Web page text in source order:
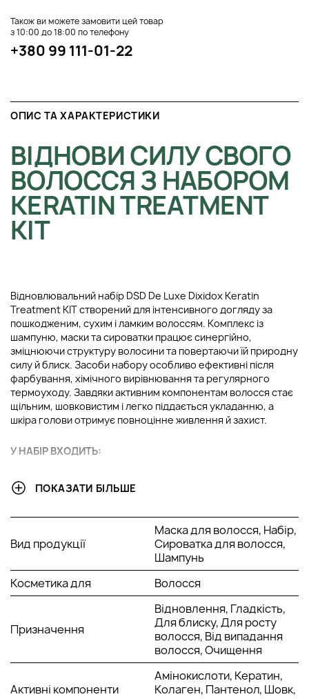
Також ви можете замовити цей товар
з 10:00 до 18:00 по телефону
+380 99 111-01-22
ОПИС ТА ХАРАКТЕРИСТИКИ
ВІДНОВИ СИЛУ СВОГО
ВОЛОССЯ З НАБОРОМ
KERATIN TREATMENT
KIT
Відновлювальний набір DSD De Luxe Dixidox Keratin
Treatment KIT створений для інтенсивного догляду за
пошкодженим, сухим і ламким волоссям. Комплекс із
шампуню, маски та сироватки працює синергійно,
зміцнюючи структуру волосини та повертаючи їй природну
силу й блиск. Засоби набору особливо ефективні після
фарбування, хімічного вирівнювання та регулярного
термоуходу. Завдяки активним компонентам волосся стає
щільним, шовковистим і легко піддається укладанню, а
шкіра голови отримує повноцінне живлення й захист.
У НАБІР ВХОДИТЬ:
4.1 DSD De Luxe Dixidox Keratin Treatment Shampoo -
шампунь.
4.3 DSD De Luxe Dixidox Keratin Treatment Mask -
4.5 DSD De Luxe Dixidox Keratin Treatment Serum -
ОСНОВНІ ІНГРЕДІЄНТИ ТА ЇХ ПЕРЕВАГИ
Гідролізований кератин:відновлює пошкоджені
ділянки волосся, заповнюючи порожнечі у
кератиновому шарі та зміцнюючи структуру
зсередини. Робить волосся щільнішим, гладкішим і
стійкішим до ламкості. Повертає еластичність і
природний блиск, допомагає утримувати вологу
ПОКАЗАТИ БІЛЬШЕ
Вид продукції
Маска для волосся, Набір,
Сироватка для волосся,
Шампунь
Косметика для
Волосся
Призначення
Відновлення, Гладкість,
Для блиску, Для росту
волосся, Від випадання
волосся, Очищення
Активні компоненти
Амінокислоти, Кератин,
Колаген, Пантенол, Шовк,